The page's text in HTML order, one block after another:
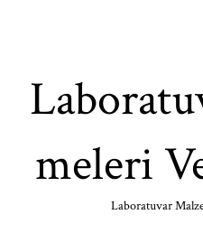
meleri
Laboratuvar